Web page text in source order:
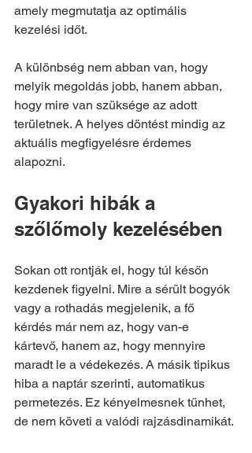
amely megmutatja az optimális
kezelési időt.
A különbség nem abban van, hogy
melyik megoldás jobb, hanem abban,
hogy mire van szüksége az adott
területnek. A helyes döntést mindig az
aktuális megfigyelésre érdemes
alapozni.
Gyakori hibák a
szőlőmoly kezelésében
Sokan ott rontják el, hogy túl későn
kezdenek figyelni. Mire a sérült bogyók
vagy a rothadás megjelenik, a fő
kérdés már nem az, hogy van-e
kártevő, hanem az, hogy mennyire
maradt le a védekezés. A másik tipikus
hiba a naptár szerinti, automatikus
permetezés. Ez kényelmesnek tűnhet,
de nem követi a valódi rajzásdinamikát.